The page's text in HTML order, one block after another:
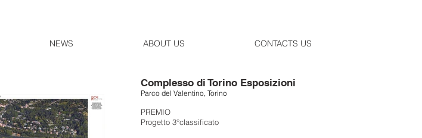
Complesso di Torino Esposizioni
Parco del Valentino, Torino
PREMIO
Progetto 3°classificato
NEWS ABOUT US CONTACTS US